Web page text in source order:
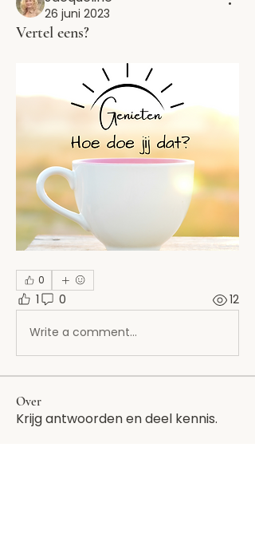
26 juni 2023
Vertel eens?
0
1 0 12
Write a comment...
Over
Krijg antwoorden en deel kennis.